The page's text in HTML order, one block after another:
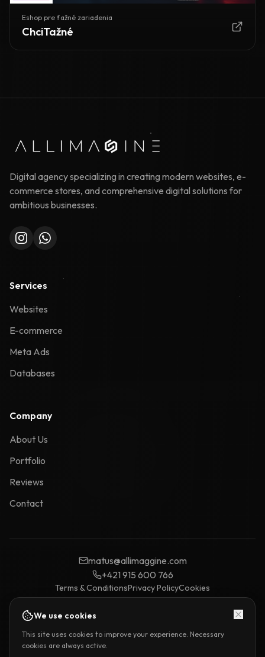
We use cookies
This site uses cookies to improve your experience. Necessary
cookies are always active.
Eshop pre ťažné zariadenia
ChciTažné
Digital agency specializing in creating modern websites, e-
commerce stores, and comprehensive digital solutions for
ambitious businesses.
Services
Websites
E-commerce
Meta Ads
Databases
Company
About Us
Portfolio
Reviews
Contact
matus@allimaggine.com
+421 915 600 766
Terms & ConditionsPrivacy PolicyCookies
r. o. | Sídlo: Jasenov 366, 066 01 Jasenov | IČO: 57 541 221 | DIČ: 2122813187 |
OR OS Prešov, Sro, vl. č. 52195/P